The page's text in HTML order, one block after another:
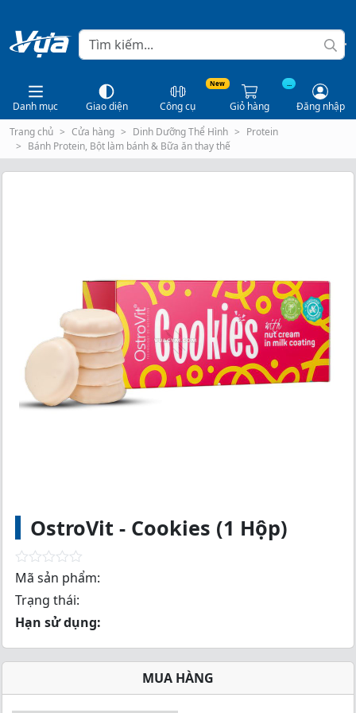
Danh mục Giao diện
New
Công cụ
...
Giỏ hàng
Đăng nhập
Trang chủ
Cửa hàng Dinh Dưỡng Thể Hình
Protein
Bánh Protein, Bột làm bánh & Bữa ăn thay thế
OstroVit - Cookies (1 Hộp)
R
t
d
o
u
Mã sản phẩm:
Trạng thái:
Hạn sử dụng:
MUA HÀNG